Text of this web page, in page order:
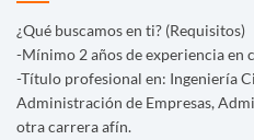
¿Qué buscamos en ti? (Requisitos)
-Mínimo 2 años de experiencia en
-Título profesional en: Ingeniería
Administración de Empresas,
otra carrera afín.